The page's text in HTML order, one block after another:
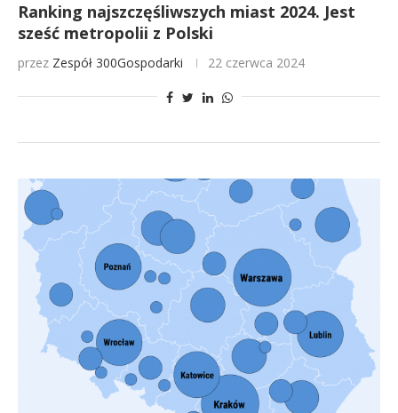
Ranking najszczęśliwszych miast 2024. Jest
sześć metropolii z Polski
przez Zespół 300Gospodarki 22 czerwca 2024